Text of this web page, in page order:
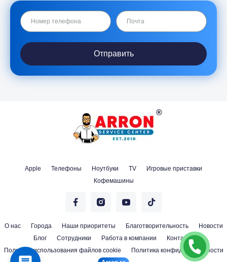
Отправить
Apple Телефоны Ноутбуки TV
Игровые приставки
Кофемашины
О нас Города Наши приоритеты Благотворительность
Новости
Блог
Сотрудники Работа в компании
Контакты
Политика использования файлов cookie
Политика конфиденциальности